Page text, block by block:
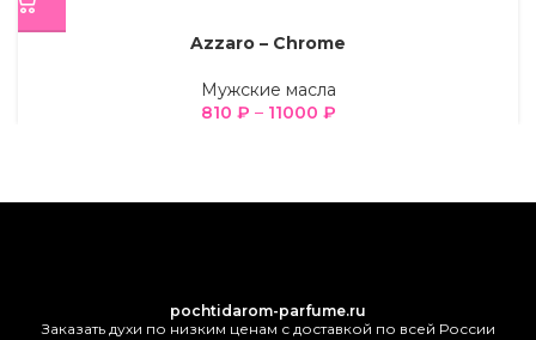
Azzaro – Chrome
Мужские масла
810 ₽ – 11000 ₽
pochtidarom-parfume.ru
Заказать духи по низким ценам с доставкой по всей России